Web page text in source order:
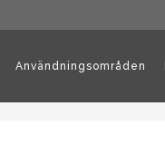
Användningsområden